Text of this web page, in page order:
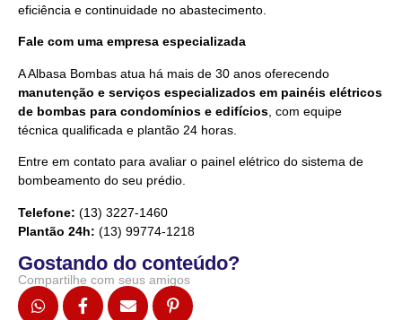
eficiência e continuidade no abastecimento.
Fale com uma empresa especializada
A Albasa Bombas atua há mais de 30 anos oferecendo
manutenção e serviços especializados em painéis elétricos
de bombas para condomínios e edifícios , com equipe
técnica qualificada e plantão 24 horas.
Entre em contato para avaliar o painel elétrico do sistema de
bombeamento do seu prédio.
Telefone: (13) 3227-1460
Plantão 24h: (13) 99774-1218
Gostando do conteúdo?
Compartilhe com seus amigos